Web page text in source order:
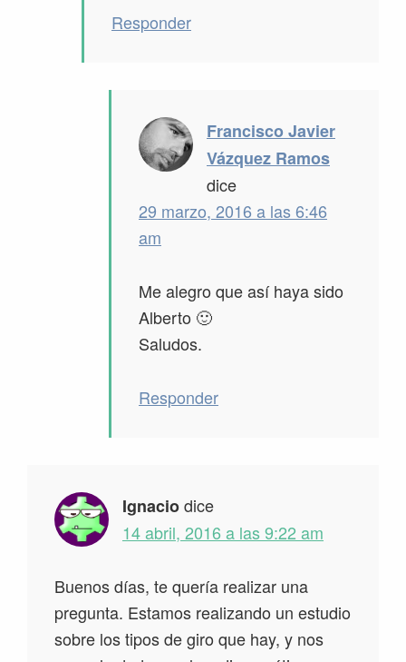
Responder
Francisco Javier
Vázquez Ramos
dice
29 marzo, 2016 a las 6:46
am
Me alegro que así haya sido
Alberto 🙂
Saludos.
Responder
Ignaciodice
14 abril, 2016 a las 9:22 am
Buenos días, te quería realizar una
pregunta. Estamos realizando un estudio
sobre los tipos de giro que hay, y nos